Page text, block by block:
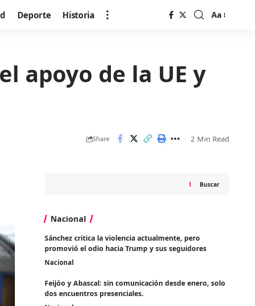
Deporte Historia
Font
Aa
apoyo de la UE y
Share 2 Min Read
Buscar
Nacional
Sánchez critica la violencia actualmente, pero
promovió el odio hacia Trump y sus seguidores
Nacional
Feijóo y Abascal: sin comunicación desde enero, solo
dos encuentros presenciales.